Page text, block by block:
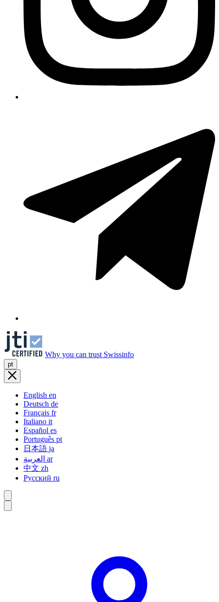
Why you can trust Swissinfo
pt
English en
Deutsch de
Français fr
Italiano it
Español es
Português pt
日本語 ja
ar
中文 zh
Русский ru